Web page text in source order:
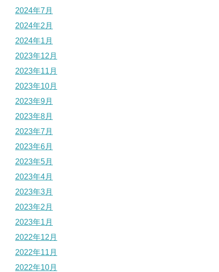
2024年7月
2024年2月
2024年1月
2023年12月
2023年11月
2023年10月
2023年9月
2023年8月
2023年7月
2023年6月
2023年5月
2023年4月
2023年3月
2023年2月
2023年1月
2022年12月
2022年11月
2022年10月